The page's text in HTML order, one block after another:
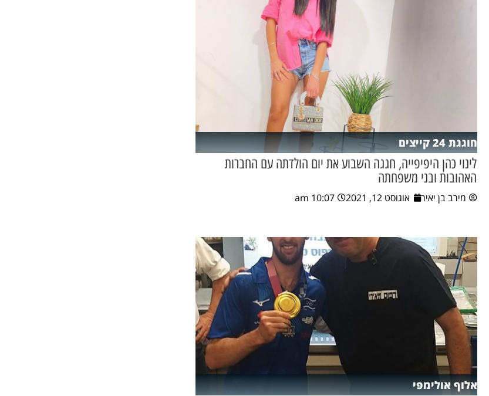
חוגגת 24 קייצים
לינוי כהן היפיפייה, חגגה השבוע את יום הולדתה עם החברות
האהובות ובני משפחתה
מירב בן יאיר אוגוסט 12, 2021 10:07 am
אלוף אולימפי